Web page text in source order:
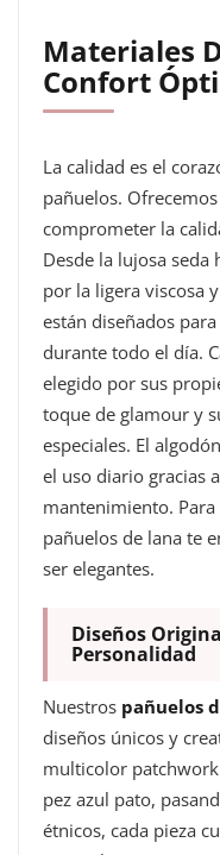
Materiales
Confort
La calidad es el
pañuelos. Ofrecemos
comprometer la
Desde la lujosa seda
por la ligera viscosa
están diseñados
durante todo el día.
elegido por sus
toque de glamour y
especiales. El
el uso diario gracias
mantenimiento.
pañuelos de lana te
ser elegantes.
Diseños
Personalidad
Nuestros pañuelos
diseños únicos y
multicolor
pez azul pato,
étnicos, cada pieza